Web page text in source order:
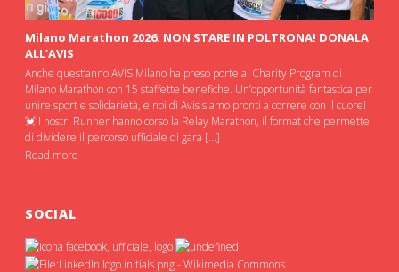
Milano Marathon 2026: NON STARE IN POLTRONA! DONALA
ALL’AVIS
Anche quest’anno AVIS Milano ha preso porte al Charity Program di
Milano Marathon con 15 staffette benefiche. Un’opportunità fantastica per
unire sport e solidarietà, e noi di Avis siamo pronti a correre con il cuore!
💓 I nostri Runner hanno corso la Relay Marathon, il format che permette
di dividere il percorso ufficiale di gara […]
Read more
SOCIAL